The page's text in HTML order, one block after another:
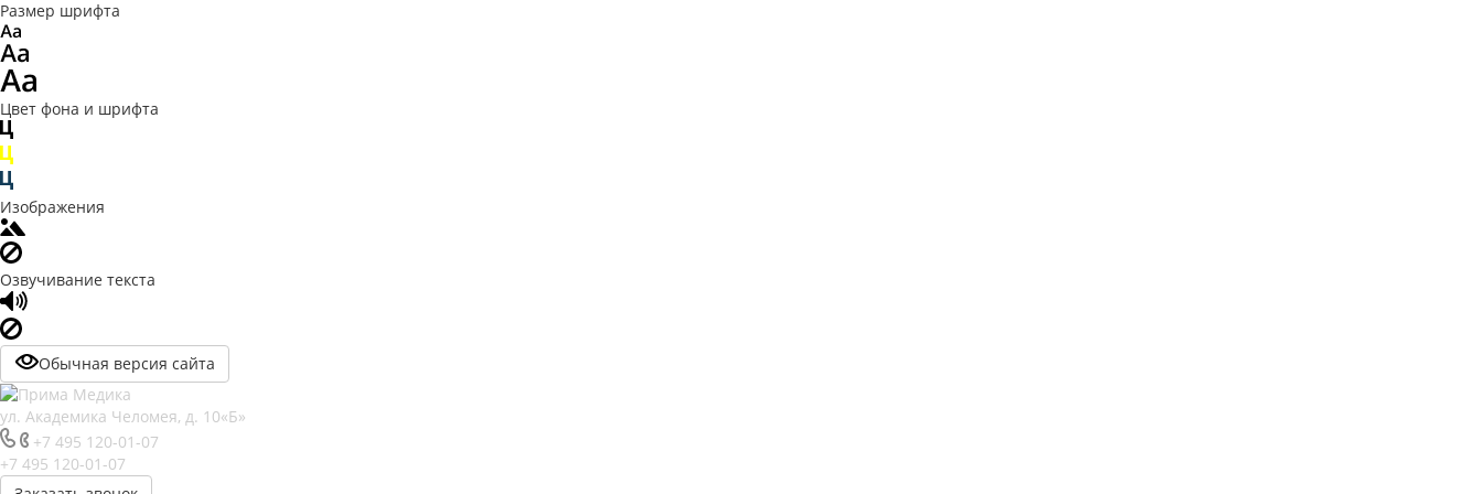
Размер шрифта
Цвет фона и шрифта
Изображения
Озвучивание текста
Обычная версия сайта
ул. Академика Челомея, д. 10«Б»
+7 495 120-01-07
+7 495 120-01-07